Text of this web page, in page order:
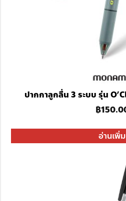
ปากกาลูกลื่น 3 ระบบ รุ่น
฿
อ่านเพิ่ม